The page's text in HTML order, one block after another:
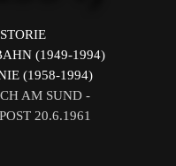
(1949-1994)
(1958-1994)
AM SUND -
20.6.1961